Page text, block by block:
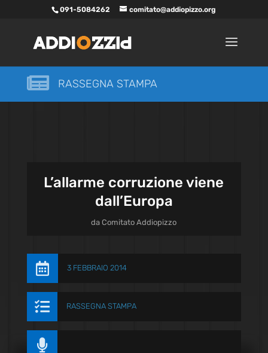
091-5084262 comitato@addiopizzo.org
 RASSEGNA STAMPA
L’allarme corruzione viene
dall’Europa
daComitato Addiopizzo
 3 FEBBRAIO 2014
 RASSEGNA STAMPA
